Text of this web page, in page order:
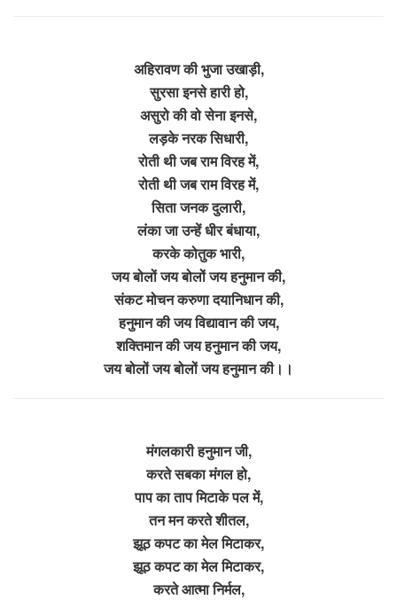
अहिरावण की भुजा उखाड़ी,
सुरसा इनसे हारी हो,
असुरो की वो सेना इनसे,
लड़के नरक सिधारी,
रोती थी जब राम विरह में,
रोती थी जब राम विरह में,
सिता जनक दुलारी,
लंका जा उन्हें धीर बंधाया,
करके कोतुक भारी,
जय बोलों जय बोलों जय हनुमान की,
संकट मोचन करुणा दयानिधान की,
हनुमान की जय विद्यावान की जय,
शक्तिमान की जय हनुमान की जय,
जय बोलों जय बोलों जय हनुमान की।।
मंगलकारी हनुमान जी,
करते सबका मंगल हो,
पाप का ताप मिटाके पल में,
तन मन करते शीतल,
झूठ कपट का मेल मिटाकर,
झूठ कपट का मेल मिटाकर,
करते आत्मा निर्मल,